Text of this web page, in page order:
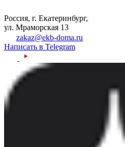
Россия, г. Екатеринбург,
ул. Мраморская 13
zakaz@ekb-doma.ru
Написать в Telegram